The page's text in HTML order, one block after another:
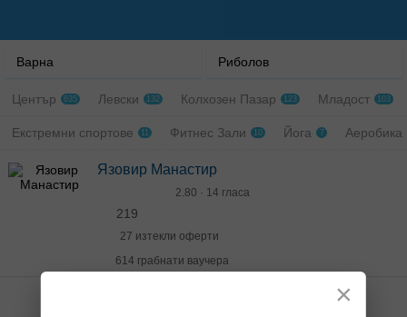
Варна Риболов
Център 635 Левски 132 Колхозен Пазар 123 Младост 103
Екстремни спортове 11 Фитнес Зали 10 Йога 7 Аеробика
Язовир Манастир
2.80 · 14 гласа
219
27 изтекли оферти
614 грабнати ваучера
×